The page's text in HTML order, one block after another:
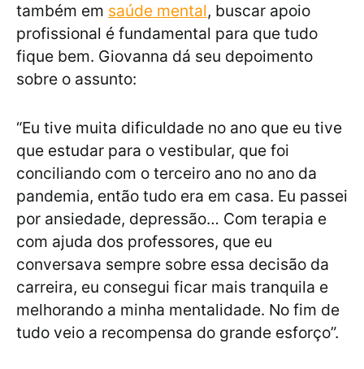
também em saúde mental, buscar apoio
profissional é fundamental para que tudo
fique bem. Giovanna dá seu depoimento
sobre o assunto:
“Eu tive muita dificuldade no ano que eu tive
que estudar para o vestibular, que foi
conciliando com o terceiro ano no ano da
pandemia, então tudo era em casa. Eu passei
por ansiedade, depressão… Com terapia e
com ajuda dos professores, que eu
conversava sempre sobre essa decisão da
carreira, eu consegui ficar mais tranquila e
melhorando a minha mentalidade. No fim de
tudo veio a recompensa do grande esforço”.